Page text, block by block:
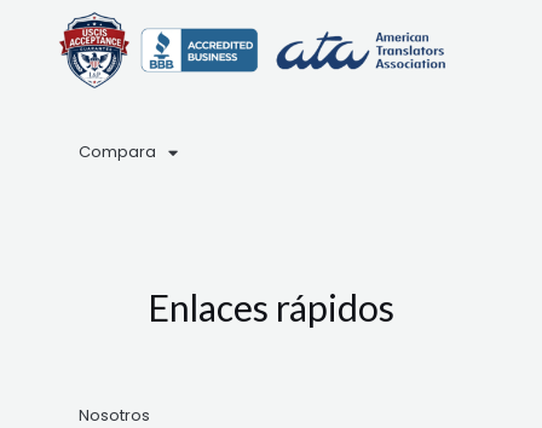
Compara
Enlaces rápidos
Nosotros